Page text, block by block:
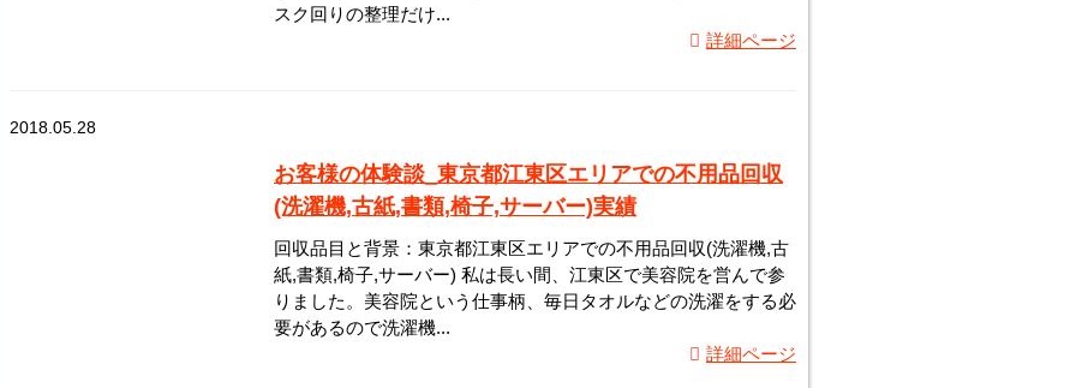
スク回りの整理だけ...
詳細ページ
2018.05.28
お客様の体験談_東京都江東区エリアでの不用品回収
(洗濯機,古紙,書類,椅子,サーバー)実績
回収品目と背景：東京都江東区エリアでの不用品回収(洗濯機,古
紙,書類,椅子,サーバー) 私は長い間、江東区で美容院を営んで参
りました。美容院という仕事柄、毎日タオルなどの洗濯をする必
要があるので洗濯機...
詳細ページ